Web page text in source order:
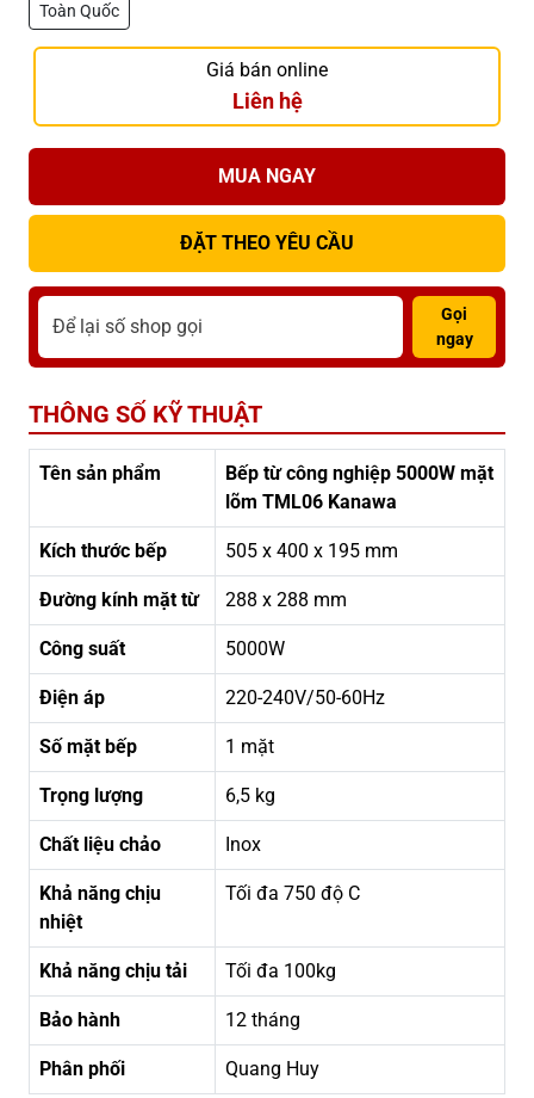
Toàn Quốc
Giá bán online
Liên hệ
MUA NGAY
ĐẶT THEO YÊU CẦU
Gọi
ngay
THÔNG SỐ KỸ THUẬT
Tên sản phẩm
Bếp từ công nghiệp 5000W mặt
lõm TML06 Kanawa
Kích thước bếp 505 x 400 x 195 mm
Đường kính mặt từ 288 x 288 mm
Công suất 5000W
Điện áp 220-240V/50-60Hz
Số mặt bếp 1 mặt
Trọng lượng 6,5 kg
Chất liệu chảo Inox
Khả năng chịu
nhiệt
Tối đa 750 độ C
Khả năng chịu tải Tối đa 100kg
Bảo hành 12 tháng
Phân phối Quang Huy